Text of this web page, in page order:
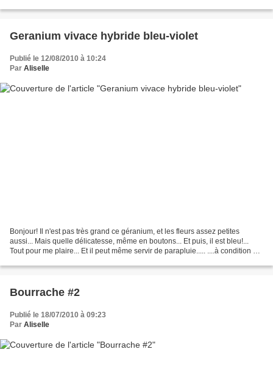
Geranium vivace hybride bleu-violet
Publié le 12/08/2010 à 10:24
Par Aliselle
Bonjour! Il n'est pas très grand ce géranium, et les fleurs assez petites
aussi... Mais quelle délicatesse, même en boutons... Et puis, il est bleu!...
Tout pour me plaire... Et il peut même servir de parapluie..... ....à condition de
Bourrache #2
Publié le 18/07/2010 à 09:23
Par Aliselle